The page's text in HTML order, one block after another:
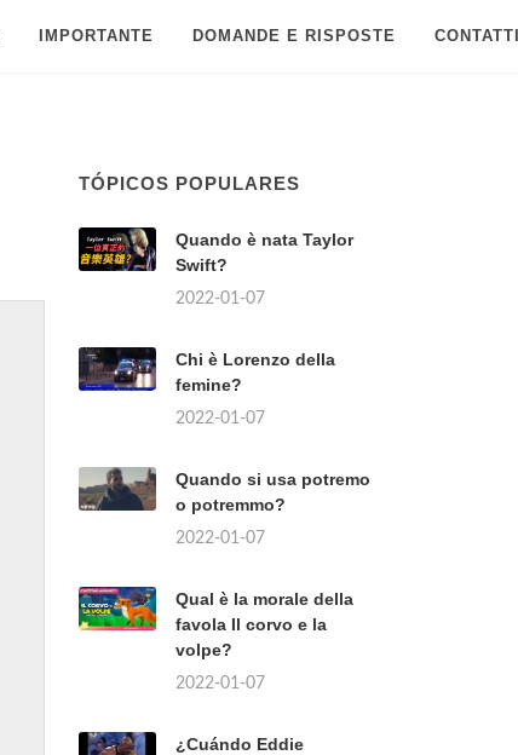
IMPORTANTE DOMANDE E RISPOSTE
TÓPICOS POPULARES
Quando è nata Taylor
Swift?
2022-01-07
Chi è Lorenzo della
femine?
2022-01-07
Quando si usa potremo
o potremmo?
2022-01-07
Qual è la morale della
favola Il corvo e la
volpe?
2022-01-07
¿Cuándo Eddie